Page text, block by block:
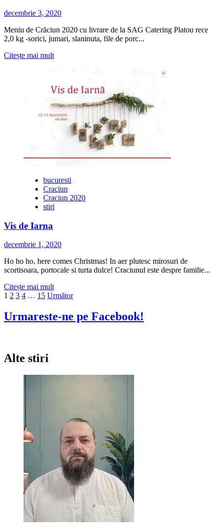
decembrie 3, 2020
Meniu de Crăciun 2020 cu livrare de la SAG Catering Platou rece
2,0 kg -sorici, jumari, slaninuta, file de porc...
Citește mai multCitește
Meniu
Crăciun
2020
livrare
SAG
bucuresti
Craciun
Craciun 2020
stiri
Vis de Iarna
decembrie 1, 2020
Ho ho ho, here comes Christmas! In aer plutesc mirosuri de
scortisoara, portocale si turta dulce! Craciunul este despre familie...
Citește mai multCitește
mai
Vis
Paginație
articole
1 2 3 4 … 15 Următor
Urmareste-ne pe Facebook!
Alte stiri